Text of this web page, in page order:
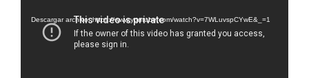
vídeo
Descargar archivo: https://www.youtube.com/watch?v=7WLuvspCYwE&_=1